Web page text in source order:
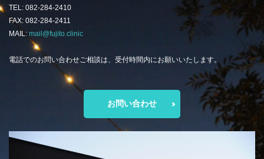
TEL: 082-284-2410
FAX: 082-284-2411
MAIL: mail@fujito.clinic
電話でのお問い合わせご相談は、受付時間内にお願いいたします。
お問い合わせ